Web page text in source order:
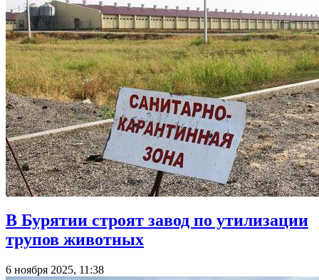
В Бурятии строят завод по утилизации
трупов животных
6 ноября 2025, 11:38